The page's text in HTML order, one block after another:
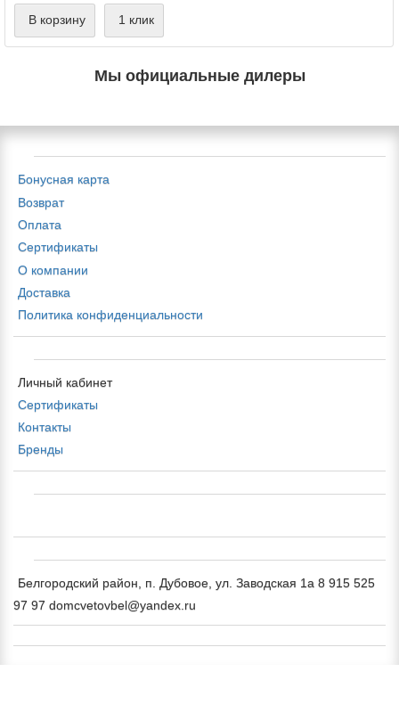
В корзину 1 клик
Мы официальные дилеры
Бонусная карта
Возврат
Оплата
Сертификаты
О компании
Доставка
Политика конфиденциальности
Личный кабинет
Сертификаты
Контакты
Бренды
Белгородский район, п. Дубовое, ул. Заводская 1а 8 915 525
97 97 domcvetovbel@yandex.ru